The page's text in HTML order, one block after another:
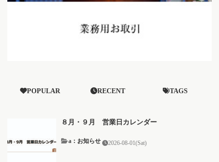
POPULAR RECENT TAGS
８月・９月 営業日カレンダー
a：お知らせ 2026-08-01(Sat)